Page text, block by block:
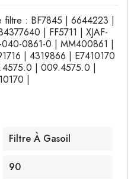
filtre : BF7845 | 6644223 |
| FF5711 | XJAF-
0861-0 | MM400861 |
| 4319866 | E7410170
| 009.4575.0 |
|
Filtre À Gasoil
90